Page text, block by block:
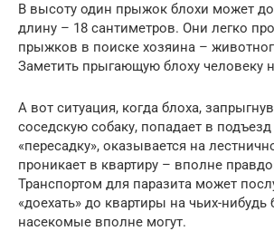
В высоту один прыжок блохи может
длину – 18 сантиметров. Они легко
прыжков в поиске хозяина –
Заметить прыгающую блоху человеку
А вот ситуация, когда блоха,
соседскую собаку, попадает в подъезд
«пересадку», оказывается на
проникает в квартиру – вполне
Транспортом для паразита может
«доехать» до квартиры на чьих-
насекомые вполне могут.